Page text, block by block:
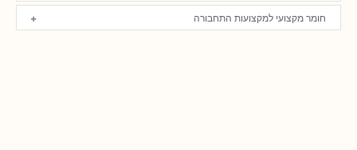
חומר מקצועי למקצועות התחבורה